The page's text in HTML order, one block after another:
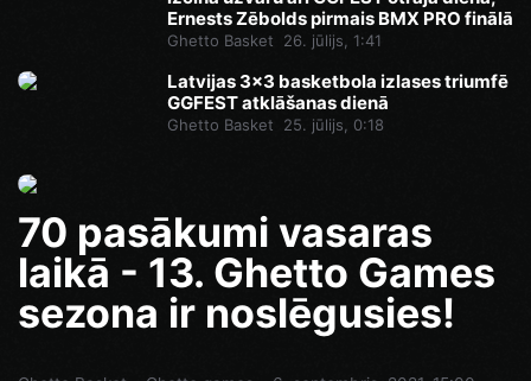
Ernests Zēbolds pirmais BMX PRO finālā
Ghetto Basket 26. jūlijs, 1:41
Latvijas 3x3 basketbola izlases triumfē
GGFEST atklāšanas dienā
Ghetto Basket 25. jūlijs, 0:18
70 pasākumi vasaras
laikā - 13. Ghetto Games
sezona ir noslēgusies!